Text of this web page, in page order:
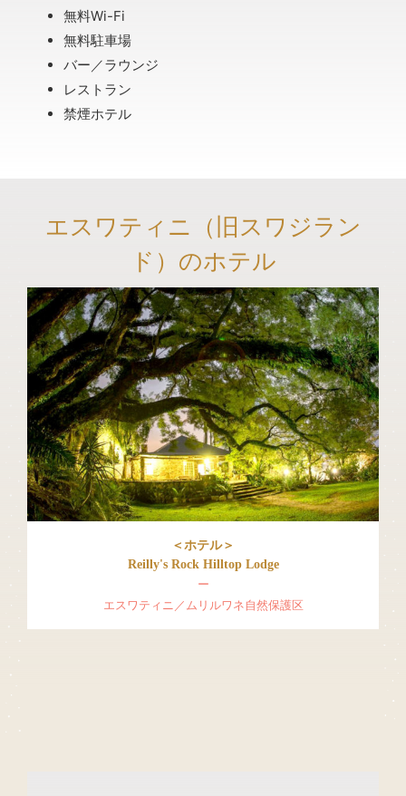
無料Wi-Fi
無料駐車場
バー／ラウンジ
レストラン
禁煙ホテル
エスワティニ（旧スワジラン
ド）のホテル
＜ホテル＞
Reilly's Rock Hilltop Lodge
ー
エスワティニ／ムリルワネ自然保護区